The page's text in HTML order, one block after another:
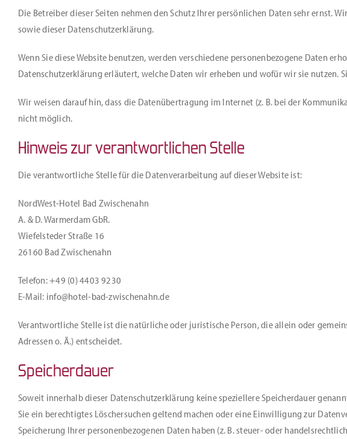
Die Betreiber dieser Seiten nehmen den Schutz Ihrer persönlichen Daten sehr ernst.
sowie dieser Datenschutzerklärung.
Wenn Sie diese Website benutzen, werden verschiedene personenbezogene Daten
Datenschutzerklärung erläutert, welche Daten wir erheben und wofür wir sie nutzen.
Wir weisen darauf hin, dass die Datenübertragung im Internet (z. B. bei der
nicht möglich.
Hinweis zur verantwortlichen Stelle
Die verantwortliche Stelle für die Datenverarbeitung auf dieser Website ist:
NordWest-Hotel Bad Zwischenahn
A. & D. Warmerdam GbR.
Wiefelsteder Straße 16
26160 Bad Zwischenahn
Telefon: +49 (0) 4403 9230
E-Mail: info@hotel-bad-zwischenahn.de
Verantwortliche Stelle ist die natürliche oder juristische Person, die allein oder
Adressen o. Ä.) entscheidet.
Speicherdauer
Soweit innerhalb dieser Datenschutzerklärung keine speziellere Speicherdauer
Sie ein berechtigtes Löschersuchen geltend machen oder eine Einwilligung zur
Speicherung Ihrer personenbezogenen Daten haben (z. B. steuer- oder